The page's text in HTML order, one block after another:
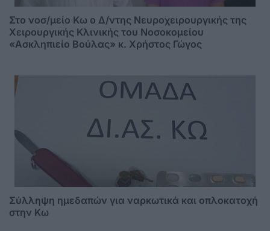
Στο νοσ/μείο Κω ο Δ/ντης Νευροχειρουργικής της
Χειρουργικής Κλινικής του Νοσοκομείου
«Ασκληπιείο Βούλας» κ. Χρήστος Γώγος
Σύλληψη ημεδαπών για ναρκωτικά και οπλοκατοχή
στην Κω